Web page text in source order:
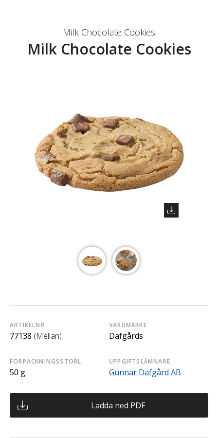
Milk Chocolate Cookies
Milk Chocolate Cookies
ARTIKELNR
77138 (Mellan)
VARUMÄRKE
Dafgårds
FÖRPACKNINGSSTORL.
50 g
UPPGIFTSLÄMNARE
Gunnar Dafgård AB
Ladda ned PDF